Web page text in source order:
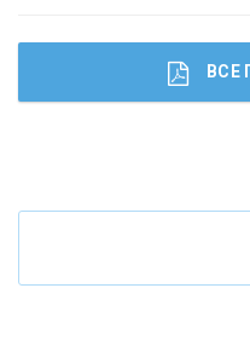
Что будет с
ВСЕ